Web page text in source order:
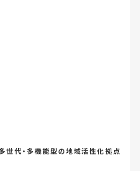
世代・多機能型の地域活性化拠点